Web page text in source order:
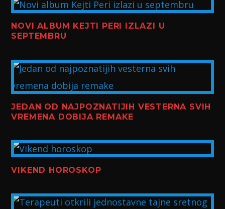
NOVI ALBUM KEJTI PERI IZLAZI U
SEPTEMBRU
JEDAN OD NAJPOZNATIJIH VESTERNA SVIH
VREMENA DOBIJA REMAKE
VIKEND HOROSKOP